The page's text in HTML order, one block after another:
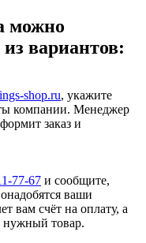
можно
вариантов:
shop.ru, укажите
компании. Менеджер
заказ и
77-67 и сообщите,
ваши
вам счёт на оплату, а
нужный товар.